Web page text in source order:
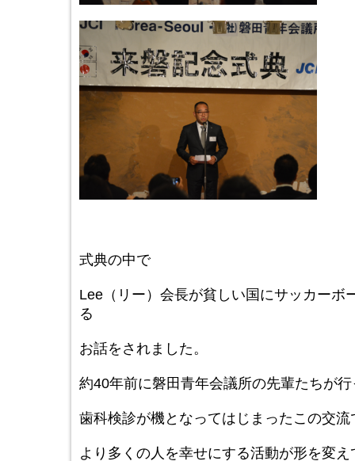
式典の中で
Lee（リー）会長が貧しい国にサッカーボ
る
お話をされました。
約40年前に磐田青年会議所の先輩たちが
歯科検診が機となってはじまったこの交流
より多くの人を幸せにする活動が形を変